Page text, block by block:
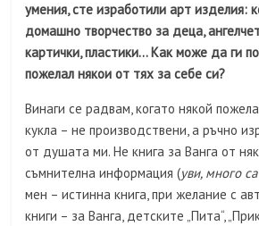
умения, сте изработили арт изделия:
домашно творчество за деца,
картички, пластики… Как може да ги
пожелал някои от тях за себе си?
Винаги се радвам, когато някой
кукла – не производствени, а ръчно
от душата ми. Не книга за Ванга от
съмнителна информация (уви, много
мен – истинна книга, при желание с
книги – за Ванга, детските „Пита“,